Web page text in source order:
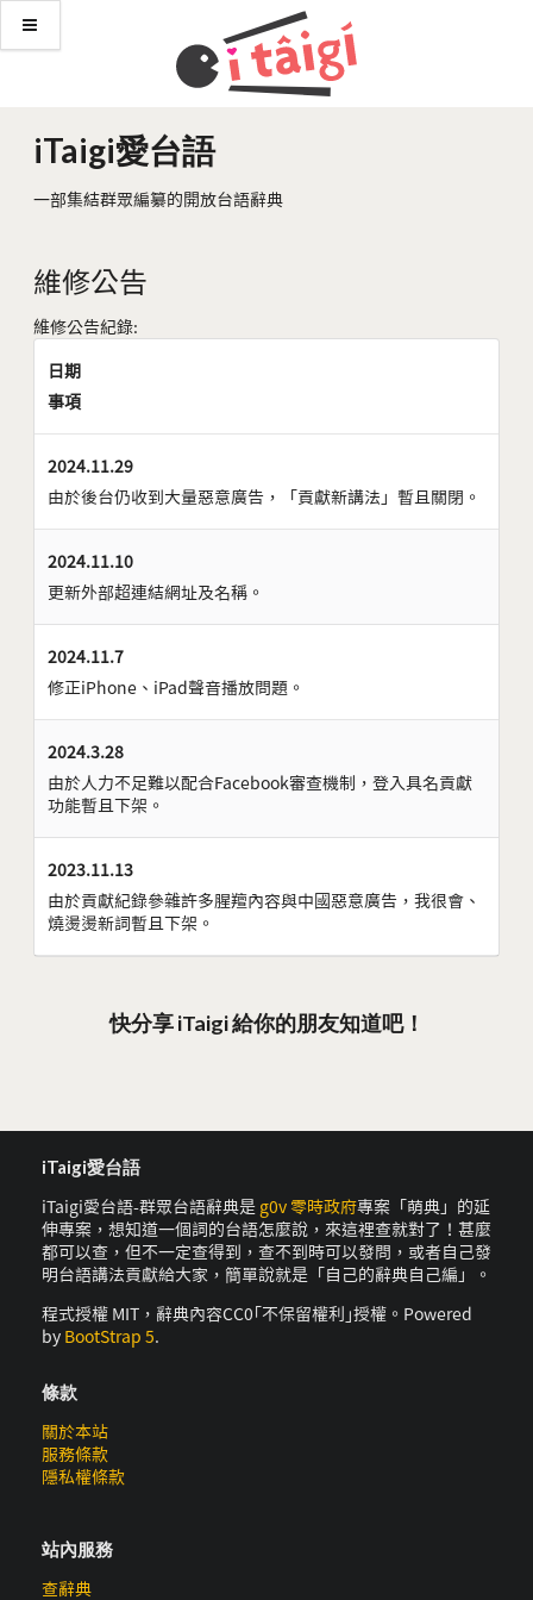
iTaigi愛台語
一部集結群眾編纂的開放台語辭典
維修公告
維修公告紀錄:
日期
事項
2024.11.29
由於後台仍收到大量惡意廣告，「貢獻新講法」暫且關閉。
2024.11.10
更新外部超連結網址及名稱。
2024.11.7
修正iPhone、iPad聲音播放問題。
2024.3.28
由於人力不足難以配合Facebook審查機制，登入具名貢獻
功能暫且下架。
2023.11.13
由於貢獻紀錄參雜許多腥羶內容與中國惡意廣告，我很會、
燒燙燙新詞暫且下架。
快分享 iTaigi 給你的朋友知道吧！
iTaigi愛台語
iTaigi愛台語-群眾台語辭典是 g0v 零時政府專案「萌典」的延
伸專案，想知道一個詞的台語怎麼說，來這裡查就對了！甚麼
都可以查，但不一定查得到，查不到時可以發問，或者自己發
明台語講法貢獻給大家，簡單說就是「自己的辭典自己編」。
程式授權 MIT，辭典內容CC0｢不保留權利｣授權。Powered
by BootStrap 5.
條款
關於本站
服務條款
隱私權條款
站內服務
查辭典